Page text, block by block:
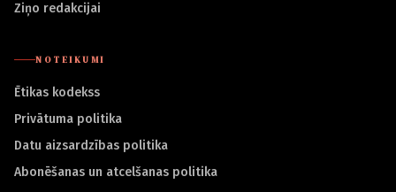
Ziņo redakcijai
NOTEIKUMI
Ētikas kodekss
Privātuma politika
Datu aizsardzības politika
Abonēšanas un atcelšanas politika